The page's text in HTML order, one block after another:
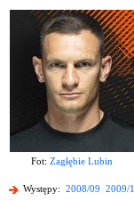
Fot: Zagłębie Lubin
Występy: 2008/09 2009/